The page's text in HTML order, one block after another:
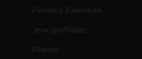
Parcours d'aventure
Jeux gonflables
Pédalos